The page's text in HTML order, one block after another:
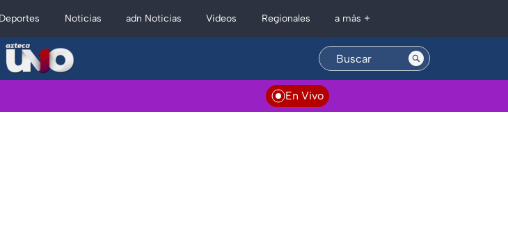
Deportes Noticias adn Noticias Videos Regionales a más +
En Vivo